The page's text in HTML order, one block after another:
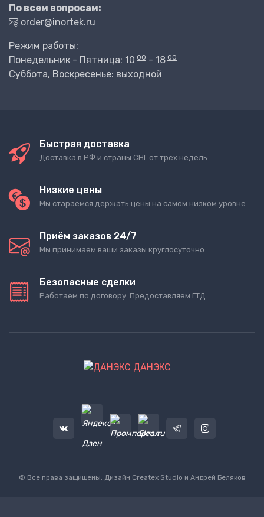
По всем вопросам:
order@inortek.ru
Режим работы:
Понедельник - Пятница: 10 00 - 18 00
Суббота, Воскресенье: выходной
Быстрая доставка
Доставка в РФ и страны СНГ от трёх недель
Низкие цены
Мы стараемся держать цены на самом низком уровне
Приём заказов 24/7
Мы принимаем ваши заказы круглосуточно
Безопасные сделки
Работаем по договору. Предоставляем ГТД.
ДАНЭКС
© Все права защищены. Дизайн Createx Studio и Андрей Беляков